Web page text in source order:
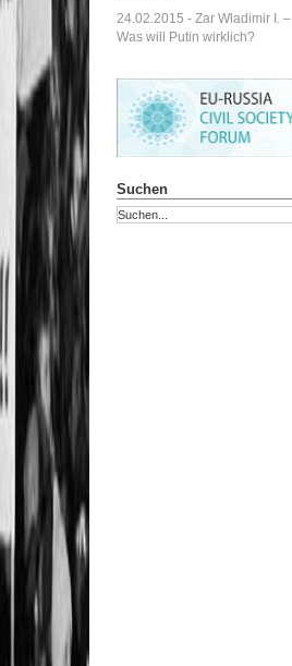
24.02.2015 - Zar Wladimir I. –
Was will Putin wirklich?
Suchen